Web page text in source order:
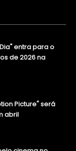
entra para o
de 2026 na
Picture" será
abril